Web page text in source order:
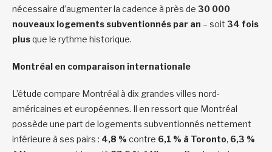
nécessaire d’augmenter la cadence à près de 30 000
nouveaux logements subventionnés par an – soit 34 fois
plusque le rythme historique.
Montréal en comparaison internationale
L’étude compare Montréal à dix grandes villes nord-
américaines et européennes. Il en ressort que Montréal
possède une part de logements subventionnés nettement
inférieure à ses pairs : 4,8 % contre 6,1 % à Toronto, 6,3 %